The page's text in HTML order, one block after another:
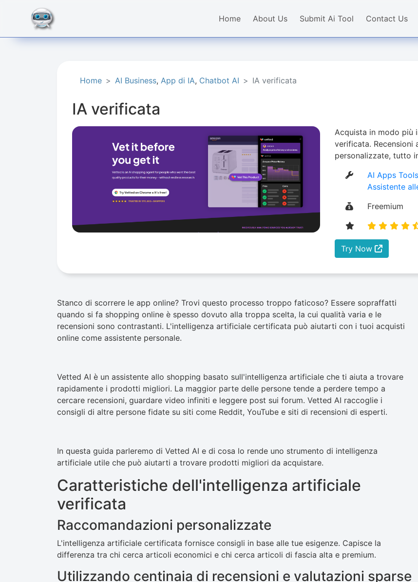
Home About Us Submit Ai Tool Contact Us
Home AI Business​, App di IA, Chatbot AI IA verificata
IA verificata
Acquista in modo più
verificata.
personalizzate, tutto
AI Apps Tools
Assistente
Freemium
Try Now
Stanco di scorrere le app online? Trovi questo processo troppo faticoso? Essere sopraffatti
quando si fa shopping online è spesso dovuto alla troppa scelta, la cui qualità varia e le
recensioni sono contrastanti. L'intelligenza artificiale certificata può aiutarti con i tuoi acquisti
online come assistente personale.
Vetted AI è un assistente allo shopping basato sull'intelligenza artificiale che ti aiuta a trovare
rapidamente i prodotti migliori. La maggior parte delle persone tende a perdere tempo a
cercare recensioni, guardare video infiniti e leggere post sui forum. Vetted AI raccoglie i
consigli di altre persone fidate su siti come Reddit, YouTube e siti di recensioni di esperti.
In questa guida parleremo di Vetted AI e di cosa lo rende uno strumento di intelligenza
artificiale utile che può aiutarti a trovare prodotti migliori da acquistare.
Caratteristiche dell'intelligenza artificiale
verificata
Raccomandazioni personalizzate
L'intelligenza artificiale certificata fornisce consigli in base alle tue esigenze. Capisce la
differenza tra chi cerca articoli economici e chi cerca articoli di fascia alta e premium.
Utilizzando centinaia di recensioni e valutazioni sparse